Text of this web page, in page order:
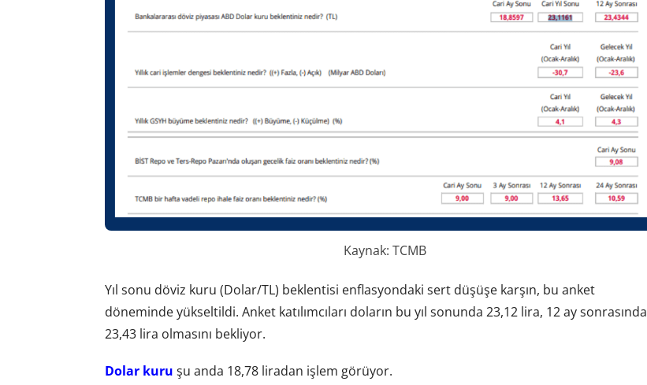
Kaynak: TCMB
Yıl sonu döviz kuru (Dolar/TL) beklentisi enflasyondaki sert düşüşe karşın, bu anket
döneminde yükseltildi. Anket katılımcıları doların bu yıl sonunda 23,12 lira, 12 ay sonrasında
23,43 lira olmasını bekliyor.
Dolar kuru şu anda 18,78 liradan işlem görüyor.